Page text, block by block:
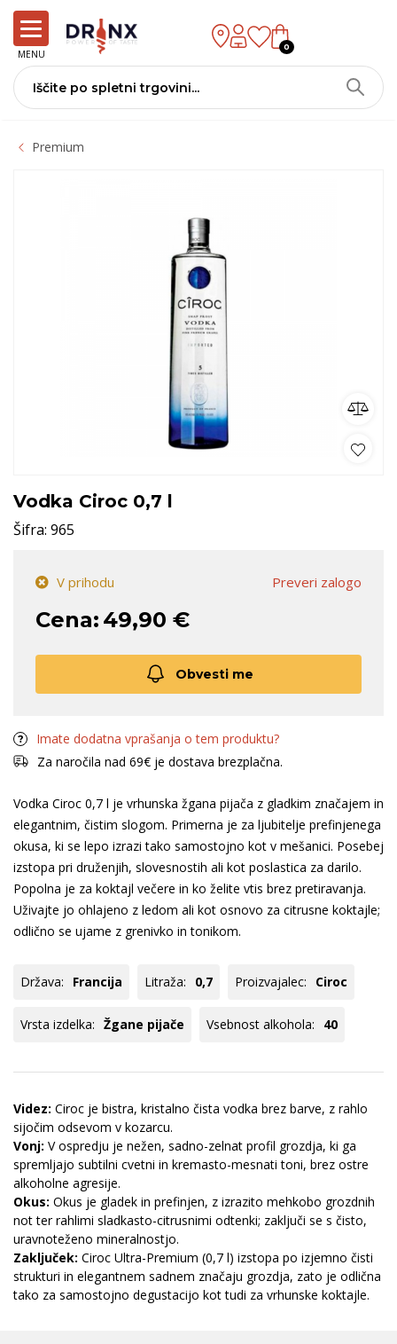
MENU
0
Premium
Vodka Ciroc 0,7 l
Šifra: 965
Preveri zalogo
V prihodu
Cena: 49,90 €
Obvesti me
Imate dodatna vprašanja o tem produktu?
Za naročila nad 69€ je dostava brezplačna.
Vodka Ciroc 0,7 l je vrhunska žgana pijača z gladkim značajem in
elegantnim, čistim slogom. Primerna je za ljubitelje prefinjenega
okusa, ki se lepo izrazi tako samostojno kot v mešanici. Posebej
izstopa pri druženjih, slovesnostih ali kot poslastica za darilo.
Popolna je za koktajl večere in ko želite vtis brez pretiravanja.
Uživajte jo ohlajeno z ledom ali kot osnovo za citrusne koktajle;
odlično se ujame z grenivko in tonikom.
Država: Francija Litraža: 0,7 Proizvajalec: Ciroc
Vrsta izdelka: Žgane pijače Vsebnost alkohola: 40
Videz: Ciroc je bistra, kristalno čista vodka brez barve, z rahlo
sijočim odsevom v kozarcu.
Vonj: V ospredju je nežen, sadno-zelnat profil grozdja, ki ga
spremljajo subtilni cvetni in kremasto-mesnati toni, brez ostre
alkoholne agresije.
Okus: Okus je gladek in prefinjen, z izrazito mehkobo grozdnih
not ter rahlimi sladkasto-citrusnimi odtenki; zaključi se s čisto,
uravnoteženo mineralnostjo.
Zaključek: Ciroc Ultra-Premium (0,7 l) izstopa po izjemno čisti
strukturi in elegantnem sadnem značaju grozdja, zato je odlična
tako za samostojno degustacijo kot tudi za vrhunske koktajle.